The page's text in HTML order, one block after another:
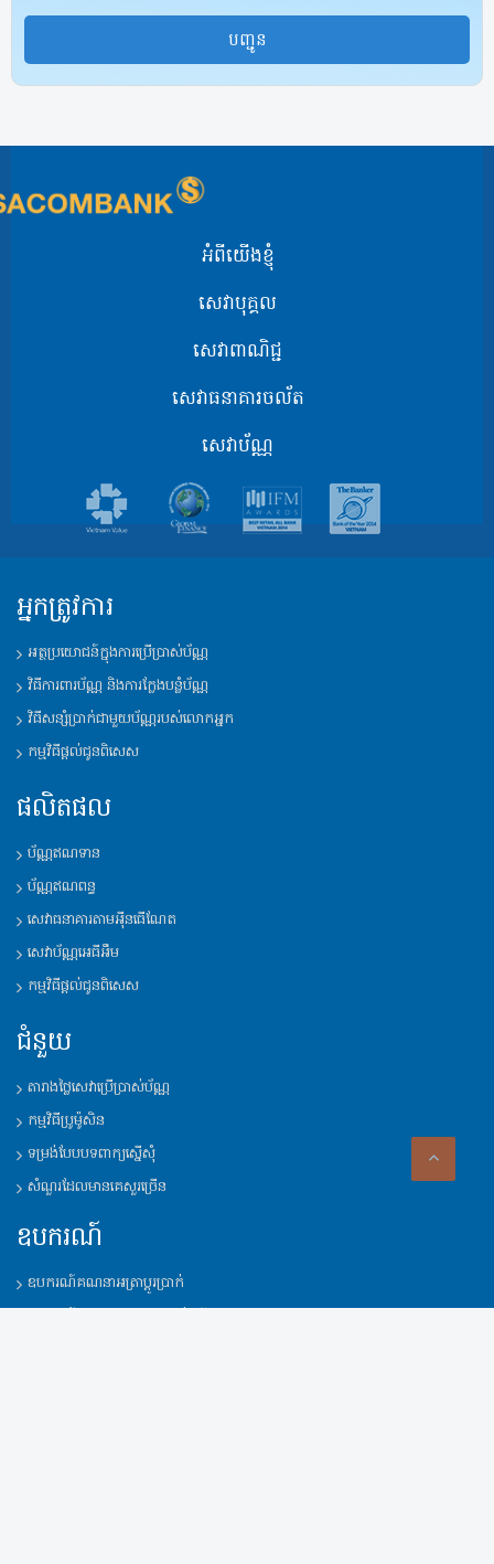
អំពីយើងខ្ញុំ
សេវាបុគ្គល
សេវាពាណិជ្ជ
សេវាធនាគារចល័ត
សេវាប័ណ្ណ
អ្នកត្រូវការ
អត្ថប្រយោជន៍ក្នុងការប្រើប្រាស់ប័ណ្ណ
វិធីការពារប័ណ្ណ និងការក្លែងបន្លំប័ណ្ណ
វិធីសន្សំប្រាក់ជាមួយប័ណ្ណរបស់លោកអ្នក
កម្មវិធីផ្តល់ជូនពិសេស
ផលិតផល
ប័ណ្ណឥណទាន
ប័ណ្ណឥណពន្ធ
សេវាធនាគារតាមអុីនធើណែត
សេវាប័ណ្ណអេធីអឹម
កម្មវិធីផ្តល់ជូនពិសេស
ជំនួយ
តារាងថ្លៃសេវាប្រើប្រាស់ប័ណ្ណ
កម្មវិធីប្រូម៉ូសិន
ទម្រង់បែបបទពាក្យស្នើសុំ
សំណួរដែលមានគេសួរច្រើន
ឧបករណ៍
ឧបករណ៍គណនាអត្រាប្តូរប្រាក់